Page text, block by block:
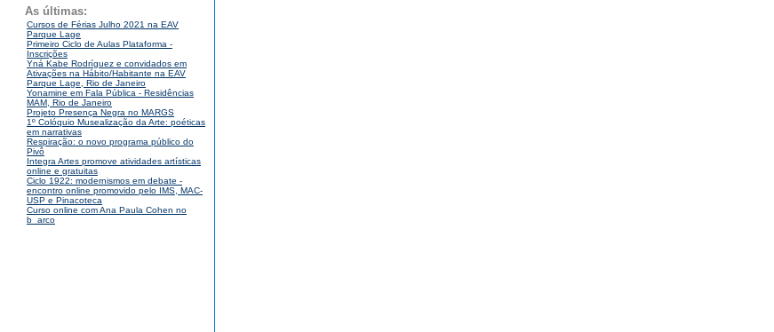
As últimas:
Cursos de Férias Julho 2021 na EAV
Parque Lage
Primeiro Ciclo de Aulas Plataforma -
Inscrições
Yná Kabe Rodríguez e convidados em
Ativações na Hábito/Habitante na EAV
Parque Lage, Rio de Janeiro
Yonamine em Fala Pública - Residências
MAM, Rio de Janeiro
Projeto Presença Negra no MARGS
1º Colóquio Musealização da Arte: poéticas
em narrativas
Respiração: o novo programa público do
Pivô
Integra Artes promove atividades artísticas
online e gratuitas
Ciclo 1922: modernismos em debate -
encontro online promovido pelo IMS, MAC-
USP e Pinacoteca
Curso online com Ana Paula Cohen no
b_arco